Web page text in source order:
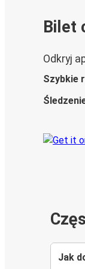
Bilet
Odkryj
Szybkie
Jak